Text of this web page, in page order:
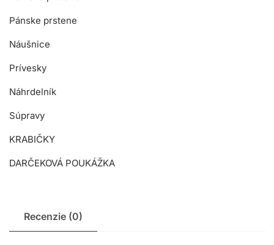
Pánske prstene
Náušnice
Prívesky
Náhrdelník
Súpravy
KRABIČKY
DARČEKOVÁ POUKÁŽKA
Recenzie (0)